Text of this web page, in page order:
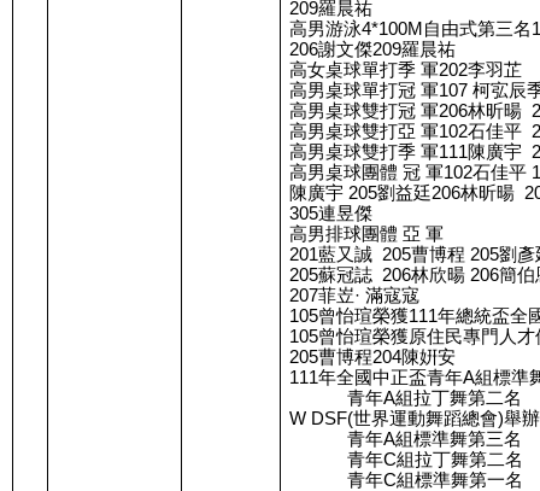
209羅晨祐
高男游泳4*100M自由式第三名
206謝文傑209羅晨祐
高女桌球單打季 軍202李羽芷
高男桌球單打冠 軍107 柯宖辰
高男桌球雙打冠 軍206林昕暘
高男桌球雙打亞 軍102石佳平
高男桌球雙打季 軍111陳廣宇
高男桌球團體 冠 軍102石佳平
陳廣宇 205劉益廷206林昕暘
305連昱傑
高男排球團體 亞 軍
201藍又誠  205曹博程 205劉彥
205蘇冠誌  206林欣暘 206簡伯
207菲岦· 滿寇寇
105曾怡瑄榮獲111年總統盃全
105曾怡瑄榮獲原住民專門人
205曹博程204陳姸安
111年全國中正盃青年A組標準
青年A組拉丁舞第二名
W DSF(世界運動舞蹈總會)舉
青年A組標準舞第三名
青年C組拉丁舞第二名
青年C組標準舞第一名